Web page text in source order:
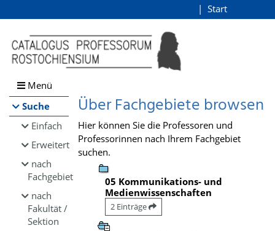
Browsen
direkt zum Inhalt
Start
Menü
Suche
Einfach
Erweitert
nach
Fachgebiet
nach
Fakultät /
Sektion
Über Fachgebiete browsen
Hier können Sie die Professoren und
Professorinnen nach Ihrem Fachgebiet
suchen.
05 Kommunikations- und
Medienwissenschaften
2 Einträge